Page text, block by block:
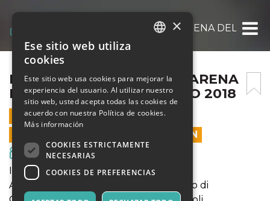
READY PLAYER ONE ALL’ ARENA DEL
READY PLAYER ONE ALL’ ARENA
DEL POGGIO IL 24 AGOSTO 2018
24 AGOSTO 2018 - 21:30
LAS VENTAS EN LÍNEA TERMINARON
Cine y Medios
INIZIO SPETTACOLO ORE 21:00
ARENA DEL POGGIO - Viale del Poggio di
SPANISH
×
Ese sitio web utiliza
cookies
Este sitio web usa cookies para mejorar la
experiencia del usuario. Al utilizar nuestro
sitio web, usted acepta todas las cookies de
acuerdo con nuestra Política de cookies.
Más información
COOKIES ESTRICTAMENTE
NECESARIAS
COOKIES DE PREFERENCIAS